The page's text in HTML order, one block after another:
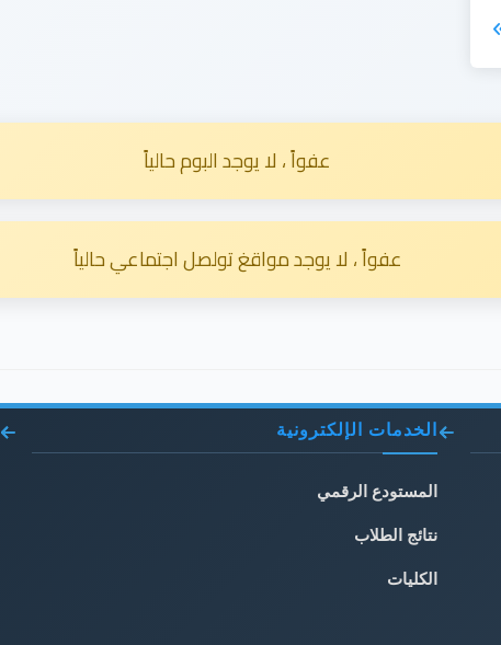
عفواً ، لا يوجد البوم حالياً
عفواً ، لا يوجد مواقغ تولصل اجتماعي حالياً
الخدمات الإلكترونية
المستودع الرقمي
نتائج الطلاب
الكليات